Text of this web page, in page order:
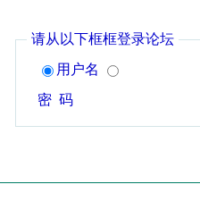
请从以下框框登录论坛
用户名
密 码